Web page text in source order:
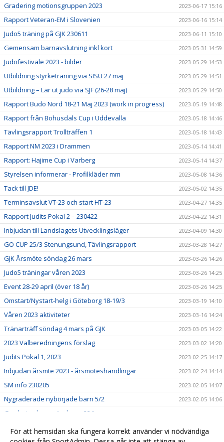
Gradering motionsgruppen 2023 2023-06-17 15:16
Rapport Veteran-EM i Slovenien 2023-06-16 15:14
Judo5 träning på GJK 230611 2023-06-11 15:10
Gemensam barnavslutning inkl kort 2023-05-31 14:59
Judofestivale 2023 - bilder 2023-05-29 14:53
Utbildning styrketräning via SISU 27 maj 2023-05-29 14:51
Utbildning – Lär ut judo via SJF (26-28 maj) 2023-05-29 14:50
Rapport Budo Nord 18-21 Maj 2023 (work in progress) 2023-05-19 14:48
Rapport från Bohusdals Cup i Uddevalla 2023-05-18 14:46
Tävlingsrapport Trollträffen 1 2023-05-18 14:43
Rapport NM 2023 i Drammen 2023-05-14 14:41
Rapport: Hajime Cup i Varberg 2023-05-14 14:37
Styrelsen informerar - Profilkläder mm 2023-05-08 14:36
Tack till JDE! 2023-05-02 14:35
Terminsavslut VT-23 och start HT-23 2023-04-27 14:35
Rapport Judits Pokal 2 – 230422 2023-04-22 14:31
Inbjudan till Landslagets Utvecklingsläger 2023-04-09 14:30
GO CUP 25/3 Stenungsund, Tävlingsrapport 2023-03-28 14:27
GJK Årsmöte söndag 26 mars 2023-03-26 14:26
Judo5 träningar våren 2023 2023-03-26 14:25
Event 28-29 april (över 18 år) 2023-03-26 14:25
Omstart/Nystart-helg i Göteborg 18-19/3 2023-03-19 14:10
Våren 2023 aktiviteter 2023-03-16 14:24
Tränarträff söndag 4 mars på GJK 2023-03-05 14:22
2023 Valberedningens förslag 2023-03-02 14:20
Judits Pokal 1, 2023 2023-02-25 14:17
Inbjudan årsmte 2023 - årsmöteshandlingar 2023-02-24 14:14
SM info 230205 2023-02-05 14:07
Nygraderade nybörjade barn 5/2 2023-02-05 14:06
Gradering barn söndagar 22/!
Lindesberg utvecklingsläger, jan-23 2023-01-22 13:58
För att hemsidan ska fungera korrekt använder vi nödvändiga